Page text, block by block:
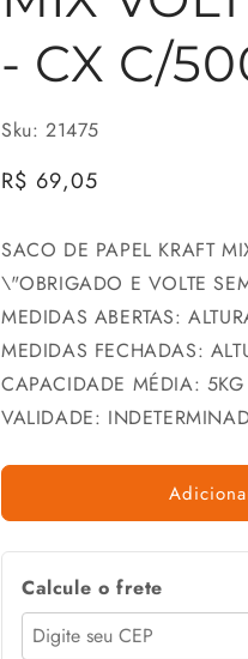
- CX C/
Sku: 21475
Preço
R$ 69,05
SACO DE PAPEL KRAFT
\"OBRIGADO E VOLTE
MEDIDAS ABERTAS:
MEDIDAS FECHADAS:
CAPACIDADE MÉDIA:
VALIDADE:
Calcule o frete